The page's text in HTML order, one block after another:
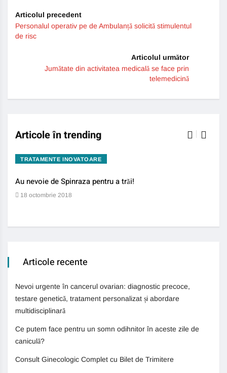
Articolul precedent
Personalul operativ pe de Ambulanță solicită stimulentul
de risc
Articolul următor
Jumătate din activitatea medicală se face prin
telemedicină
Articole în trending
TRATAMENTE INOVATOARE
Au nevoie de Spinraza pentru a trăi!
18 octombrie 2018
Articole recente
Nevoi urgente în cancerul ovarian: diagnostic precoce,
testare genetică, tratament personalizat și abordare
multidisciplinară
Ce putem face pentru un somn odihnitor în aceste zile de
caniculă?
Consult Ginecologic Complet cu Bilet de Trimitere